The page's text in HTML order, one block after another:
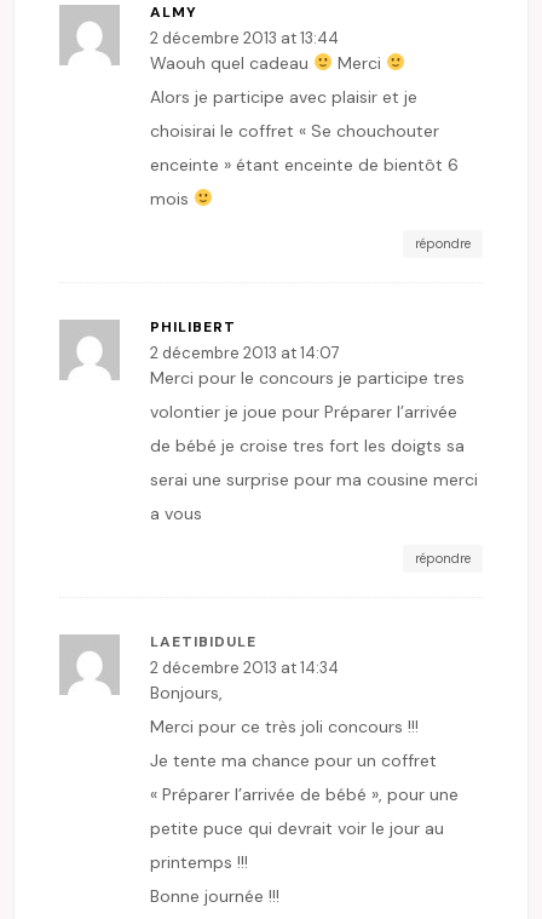
ALMY
2 décembre 2013 at 13:44
Waouh quel cadeau
Merci
Alors je participe avec plaisir et je
choisirai le coffret « Se chouchouter
enceinte » étant enceinte de bientôt 6
mois
répondre
PHILIBERT
2 décembre 2013 at 14:07
Merci pour le concours je participe tres
volontier je joue pour Préparer l’arrivée
de bébé je croise tres fort les doigts sa
serai une surprise pour ma cousine merci
a vous
répondre
LAETIBIDULE
2 décembre 2013 at 14:34
Bonjours,
Merci pour ce très joli concours !!!
Je tente ma chance pour un coffret
« Préparer l’arrivée de bébé », pour une
petite puce qui devrait voir le jour au
printemps !!!
Bonne journée !!!